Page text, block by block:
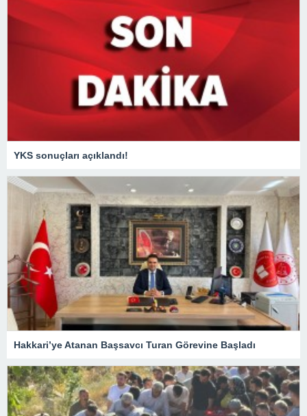
YKS sonuçları açıklandı!
Hakkari’ye Atanan Başsavcı Turan Görevine Başladı